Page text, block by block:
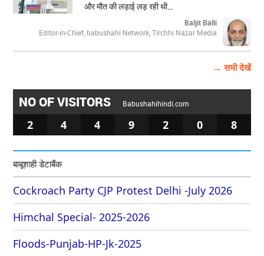
और मौत की लड़ाई लड़ रही थी…
Baljit Balli
Editor-in-Chief, babushahi Network, Tirchhi Nazar Media
→ सभी देखें
NO OF VISITORS Babushahihindi.com
2 4 4 9 2 0 8
बाबूशाही डेटाबैंक
Cockroach Party CJP Protest Delhi -July 2026
Himchal Special- 2025-2026
Floods-Punjab-HP-Jk-2025